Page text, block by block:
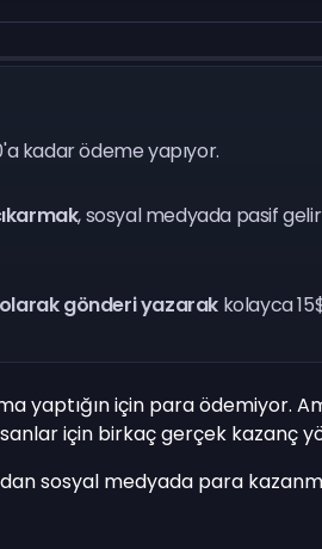
kadar ödeme yapıyor.
, sosyal medyada pasif
gönderi yazarak kolayca
yaptığın için para ödemiyor.
için birkaç gerçek kazanç
sosyal medyada para